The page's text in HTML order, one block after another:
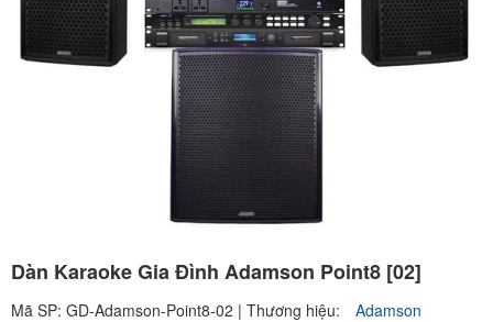
Dàn Karaoke Gia Đình Adamson Point8 [02]
Mã SP: GD-Adamson-Point8-02 | Thương hiệu: Adamson